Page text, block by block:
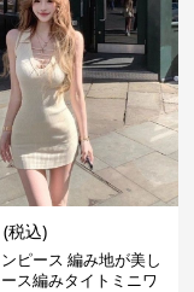
(税込)
ピース 編み地が美し
ス編みタイトミニワ